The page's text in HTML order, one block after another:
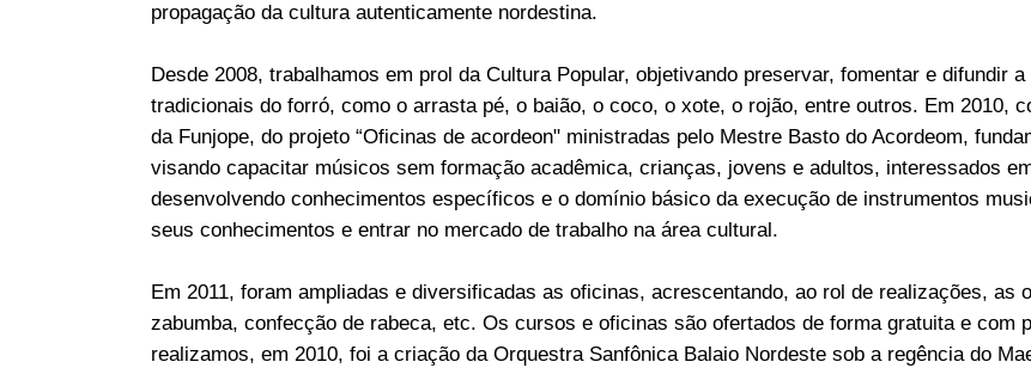
propagação da cultura autenticamente nordestina.
Desde 2008, trabalhamos em prol da Cultura Popular, objetivando preservar, fomentar e difundir
tradicionais do forró, como o arrasta pé, o baião, o coco, o xote, o rojão, entre outros. Em 2010,
da Funjope, do projeto “Oficinas de acordeon" ministradas pelo Mestre Basto do Acordeom,
visando capacitar músicos sem formação acadêmica, crianças, jovens e adultos, interessados
desenvolvendo conhecimentos específicos e o domínio básico da execução de instrumentos
seus conhecimentos e entrar no mercado de trabalho na área cultural.
Em 2011, foram ampliadas e diversificadas as oficinas, acrescentando, ao rol de realizações, as
zabumba, confecção de rabeca, etc. Os cursos e oficinas são ofertados de forma gratuita e com
realizamos, em 2010, foi a criação da Orquestra Sanfônica Balaio Nordeste sob a regência do